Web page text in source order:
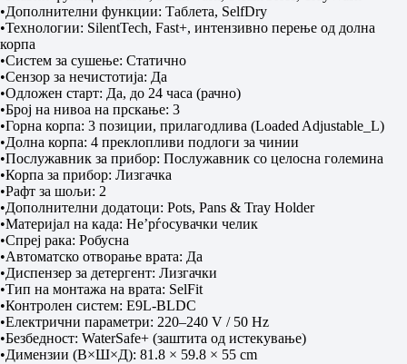
•Дополнителни функции: Таблета, SelfDry
•Технологии: SilentTech, Fast+, интензивно перење од долна
корпа
•Систем за сушење: Статично
•Сензор за нечистотија: Да
•Одложен старт: Да, до 24 часа (рачно)
•Број на нивоа на прскање: 3
•Горна корпа: 3 позиции, прилагодлива (Loaded Adjustable_L)
•Долна корпа: 4 преклопливи подлоги за чинии
•Послужавник за прибор: Послужавник со целосна големина
•Корпа за прибор: Лизгачка
•Рафт за шољи: 2
•Дополнителни додатоци: Pots, Pans & Tray Holder
•Материјал на када: Не’рѓосувачки челик
•Спреј рака: Робусна
•Автоматско отворање врата: Да
•Диспензер за детергент: Лизгачки
•Тип на монтажа на врата: SelFit
•Контролен систем: E9L-BLDC
•Електрични параметри: 220–240 V / 50 Hz
•Безбедност: WaterSafe+ (заштита од истекување)
•Димензии (В×Ш×Д): 81.8 × 59.8 × 55 cm